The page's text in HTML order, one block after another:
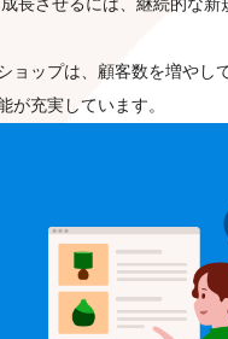
長させるには、継続的な新
ョップは、顧客数を増やし
が充実しています。